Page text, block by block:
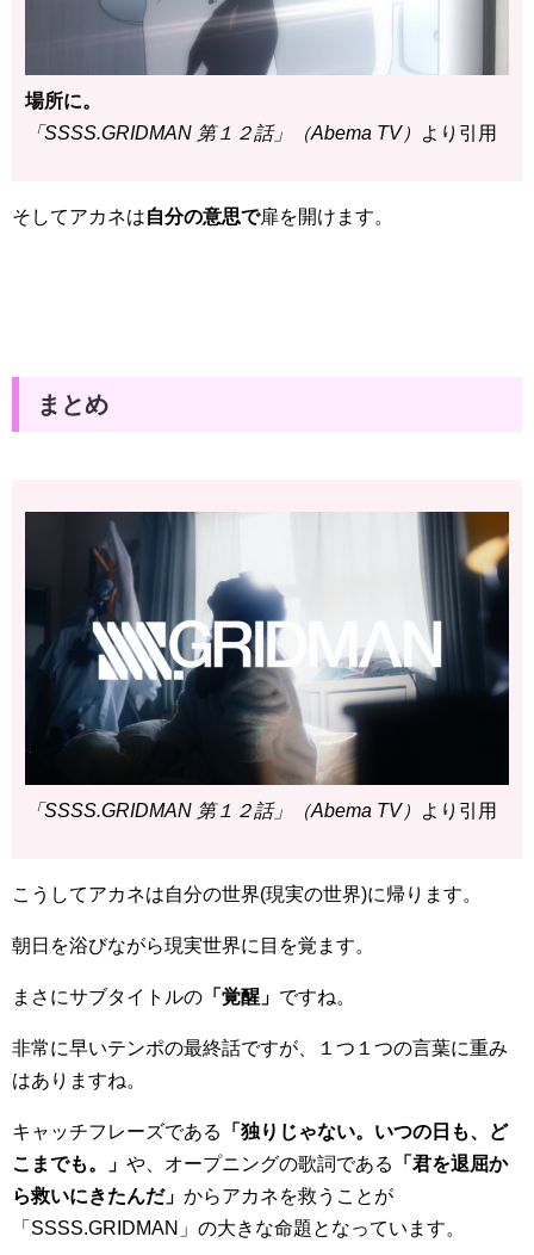
場所に。
「SSSS.GRIDMAN 第１２話」（Abema TV）
より引用
そしてアカネは自分の意思で扉を開けます。
まとめ
「SSSS.GRIDMAN 第１２話」（Abema TV） より引用
こうしてアカネは自分の世界(現実の世界)に帰ります。
朝日を浴びながら現実世界に目を覚ます。
まさにサブタイトルの 「覚醒」 ですね。
非常に早いテンポの最終話ですが、１つ１つの言葉に重み
はありますね。
キャッチフレーズである
「独りじゃない。いつの日も、ど
こまでも。」 や、オープニングの歌詞である
「君を退屈か
ら救いにきたんだ」 からアカネを救うことが
「SSSS.GRIDMAN」の大きな命題となっています。